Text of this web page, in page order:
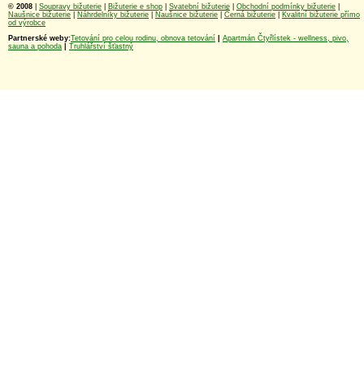
© 2008 Soupravy bižuterie Bižuterie e shop Svatební bižuterie Obchodní podmínky bižuterie
Naušnice bižuterie
Náhrdelníky bižuterie Naušnice bižuterie Černá bižuterie
Kvalitní bižuterie přímo
od výrobce
Partnerské weby:Tetování pro celou rodinu, obnova tetování
Apartmán Čtyřlístek - wellness, pivo,
sauna a pohoda
Truhlářství šťastný